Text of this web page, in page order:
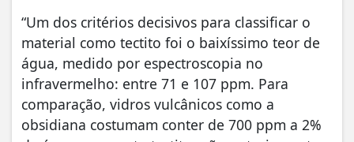
“Um dos critérios decisivos para classificar o
material como tectito foi o baixíssimo teor de
água, medido por espectroscopia no
infravermelho: entre 71 e 107 ppm. Para
comparação, vidros vulcânicos como a
obsidiana costumam conter de 700 ppm a 2%